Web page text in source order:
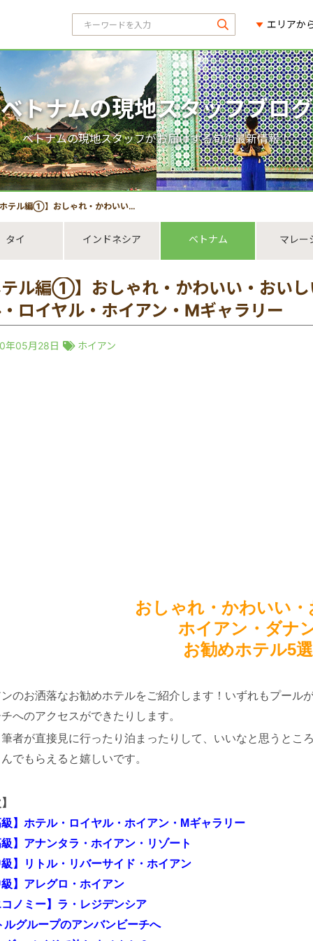
エリアか
ベトナムの現地スタッフブログ
ベトナムの現地スタッフがお届けする旬の最新情報！
①】おしゃれ・かわいい・おいしい ホイアン・ダナン旅 ★ホテル・ロイヤル・ホイアン・Mギャラリー
タイ インドネシア ベトナム マレー
ル編①】おしゃれ・かわいい・おい
ロイヤル・ホイアン・Mギャラリー
年05月28日 ホイアン
おしゃれ・かわいい
ホイアン・ダナ
お勧めホテル5
のお洒落なお勧めホテルをご紹介します！ いずれもプール
へのアクセスができたりします。
者が直接見に行ったり泊まったりして、いいなと思うとこ
でもらえると嬉しいです。
】ホテル・ロイヤル・ホイアン・Mギャラリー
】アナンタラ・ホイアン・リゾート
】リトル・リバーサイド・ホイアン
】アレグロ・ホイアン
ノミー】ラ・レジデンシア
グループのアンバンビーチへ